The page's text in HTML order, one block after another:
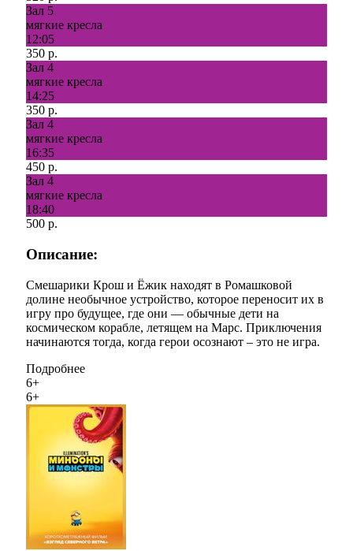
Зал 5
мягкие кресла
12:05
350 р.
Зал 4
мягкие кресла
14:25
350 р.
Зал 4
мягкие кресла
16:35
450 р.
Зал 4
мягкие кресла
18:40
500 р.
Описание:
Смешарики Крош и Ёжик находят в Ромашковой
долине необычное устройство, которое переносит их в
игру про будущее, где они — обычные дети на
космическом корабле, летящем на Марс. Приключения
начинаются тогда, когда герои осознают – это не игра.
Подробнее
6+
6+